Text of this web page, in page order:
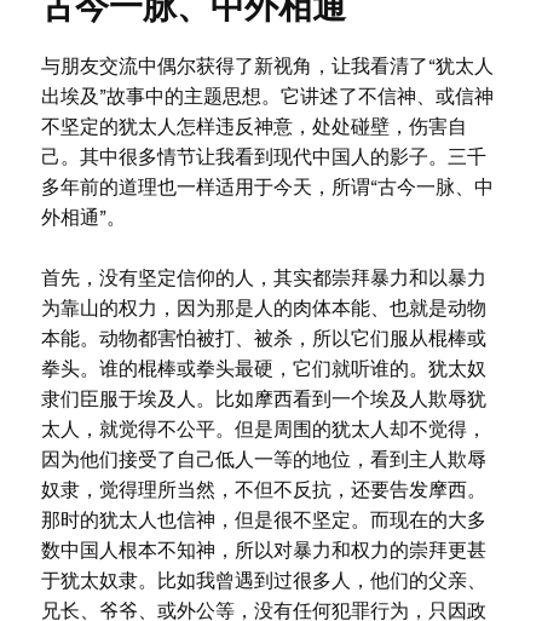
与朋友交流中偶尔获得了新视角，让我看清了“犹太人
出埃及”故事中的主题思想。它讲述了不信神、或信神
不坚定的犹太人怎样违反神意，处处碰壁，伤害自
己。其中很多情节让我看到现代中国人的影子。三千
多年前的道理也一样适用于今天，所谓“古今一脉、中
外相通”。
首先，没有坚定信仰的人，其实都崇拜暴力和以暴力
为靠山的权力，因为那是人的肉体本能、也就是动物
本能。动物都害怕被打、被杀，所以它们服从棍棒或
拳头。谁的棍棒或拳头最硬，它们就听谁的。犹太奴
隶们臣服于埃及人。比如摩西看到一个埃及人欺辱犹
太人，就觉得不公平。但是周围的犹太人却不觉得，
因为他们接受了自己低人一等的地位，看到主人欺辱
奴隶，觉得理所当然，不但不反抗，还要告发摩西。
那时的犹太人也信神，但是很不坚定。而现在的大多
数中国人根本不知神，所以对暴力和权力的崇拜更甚
于犹太奴隶。比如我曾遇到过很多人，他们的父亲、
兄长、爷爷、或外公等，没有任何犯罪行为，只因政